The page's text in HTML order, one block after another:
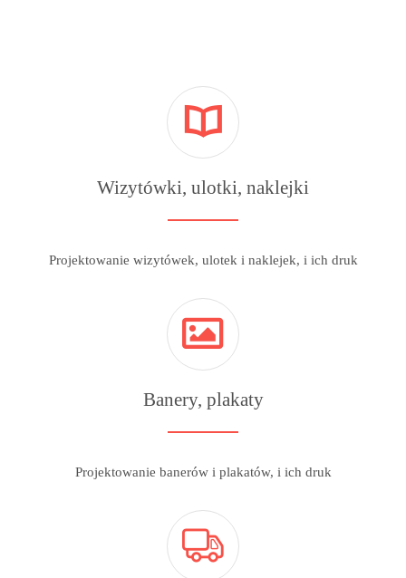
Wizytówki, ulotki, naklejki
Projektowanie wizytówek, ulotek i naklejek, i ich druk
Banery, plakaty
Projektowanie banerów i plakatów, i ich druk